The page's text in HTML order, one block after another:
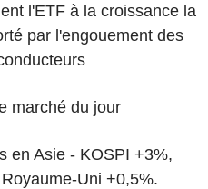
l'ETF à la croissance la
par l'engouement des
marché du jour
en Asie - KOSPI +3%,
Uni +0,5%.